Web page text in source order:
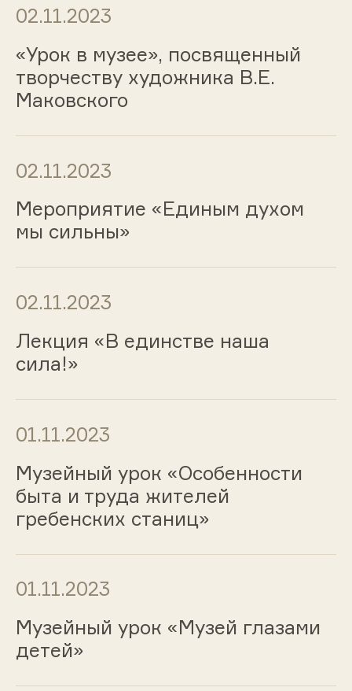
02.11.2023
«Урок в музее», посвященный
творчеству художника В.Е.
Маковского
02.11.2023
Мероприятие «Единым духом
мы сильны»
02.11.2023
Лекция «В единстве наша
сила!»
01.11.2023
Музейный урок «Особенности
быта и труда жителей
гребенских станиц»
01.11.2023
Музейный урок «Музей глазами
детей»